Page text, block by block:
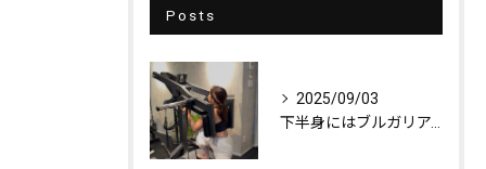
Posts
2025/09/03